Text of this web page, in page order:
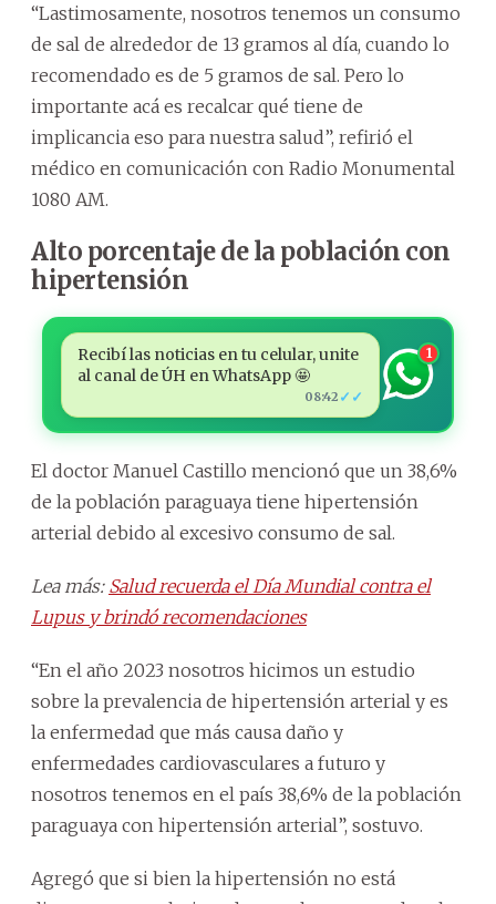
“Lastimosamente, nosotros tenemos un consumo
de sal de alrededor de 13 gramos al día, cuando lo
recomendado es de 5 gramos de sal. Pero lo
importante acá es recalcar qué tiene de
implicancia eso para nuestra salud”, refirió el
médico en comunicación con Radio Monumental
1080 AM.
Alto porcentaje de la población con
hipertensión
Recibí las noticias en tu celular, unite
al canal de ÚH en WhatsApp 🤩
08:42 ✓✓
1
El doctor Manuel Castillo mencionó que un 38,6%
de la población paraguaya tiene hipertensión
arterial debido al excesivo consumo de sal.
Lea más: Salud recuerda el Día Mundial contra el
Lupus y brindó recomendaciones
“En el año 2023 nosotros hicimos un estudio
sobre la prevalencia de hipertensión arterial y es
la enfermedad que más causa daño y
enfermedades cardiovasculares a futuro y
nosotros tenemos en el país 38,6% de la población
paraguaya con hipertensión arterial”, sostuvo.
Agregó que si bien la hipertensión no está